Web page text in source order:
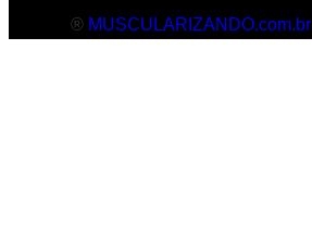
® MUSCULARIZANDO.com.br